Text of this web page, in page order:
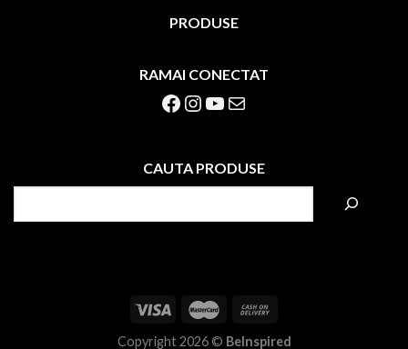
PRODUSE
RAMAI CONECTAT
Facebook Instagram YouTube Mail
CAUTA PRODUSE
Copyright 2026 © BeInspired